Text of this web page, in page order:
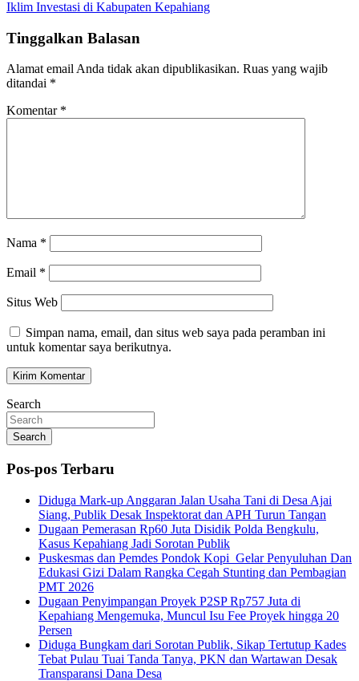
Iklim Investasi di Kabupaten Kepahiang
Tinggalkan Balasan
Alamat email Anda tidak akan dipublikasikan. Ruas yang wajib
ditandai *
Komentar *
Nama *
Email *
Situs Web
Simpan nama, email, dan situs web saya pada peramban ini
untuk komentar saya berikutnya.
Search
Search
Pos-pos Terbaru
Diduga Mark-up Anggaran Jalan Usaha Tani di Desa Ajai
Siang, Publik Desak Inspektorat dan APH Turun Tangan
Dugaan Pemerasan Rp60 Juta Disidik Polda Bengkulu,
Kasus Kepahiang Jadi Sorotan Publik
Puskesmas dan Pemdes Pondok Kopi Gelar Penyuluhan Dan
Edukasi Gizi Dalam Rangka Cegah Stunting dan Pembagian
PMT 2026
Dugaan Penyimpangan Proyek P2SP Rp757 Juta di
Kepahiang Mengemuka, Muncul Isu Fee Proyek hingga 20
Persen
Diduga Bungkam dari Sorotan Publik, Sikap Tertutup Kades
Tebat Pulau Tuai Tanda Tanya, PKN dan Wartawan Desak
Transparansi Dana Desa